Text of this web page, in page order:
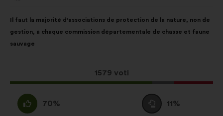
della
mia
proposta:
Il faut la majorité d'associations de protection de la nature, non de
gestion, à chaque commission départementale de chasse et faune
sauvage
Questa
proposta
1579 voti
ripartiti:
Sono
d'accordo
70%
Voto
neutrale
11%